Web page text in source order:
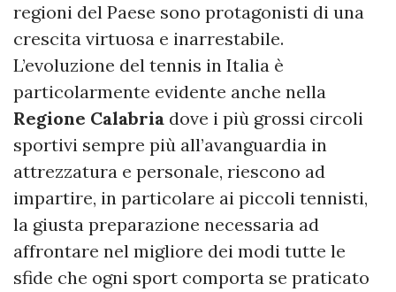
regioni del Paese sono protagonisti di una
crescita virtuosa e inarrestabile.
L’evoluzione del tennis in Italia è
particolarmente evidente anche nella
Regione Calabria dove i più grossi circoli
sportivi sempre più all’avanguardia in
attrezzatura e personale, riescono ad
impartire, in particolare ai piccoli tennisti,
la giusta preparazione necessaria ad
affrontare nel migliore dei modi tutte le
sfide che ogni sport comporta se praticato